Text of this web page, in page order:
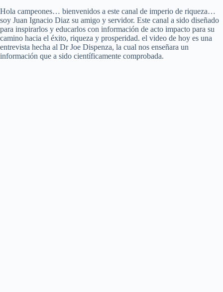
Hola campeones… bienvenidos a este canal de imperio de riqueza…
soy Juan Ignacio Diaz su amigo y servidor. Este canal a sido diseñado
para inspirarlos y educarlos con información de acto impacto para su
camino hacia el éxito, riqueza y prosperidad. el video de hoy es una
entrevista hecha al Dr Joe Dispenza, la cual nos enseñara un
información que a sido científicamente comprobada.